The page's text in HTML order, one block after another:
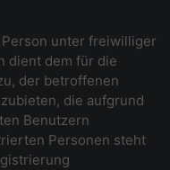
unter freiwilliger
dient dem für die
der betroffenen
die aufgrund
Benutzern
Personen steht